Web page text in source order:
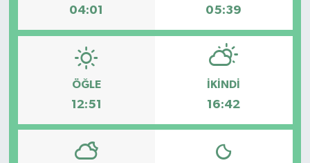
04:01 05:39
ÖĞLE
12:51
İKINDI
16:42